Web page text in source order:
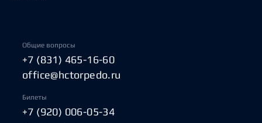
Общие вопросы
+7 (831) 465-16-60
office@hctorpedo.ru
Билеты
+7 (920) 006-05-34